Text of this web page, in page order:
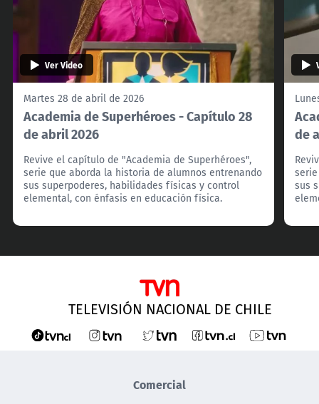
Ver Video
Martes 28 de abril de 2026
Academia de Superhéroes - Capítulo 28
de abril 2026
Revive el capítulo de "Academia de Superhéroes",
serie que aborda la historia de alumnos entrenando
sus superpoderes, habilidades físicas y control
elemental, con énfasis en educación física.
de
sus
TELEVISIÓN NACIONAL DE CHILE
Comercial